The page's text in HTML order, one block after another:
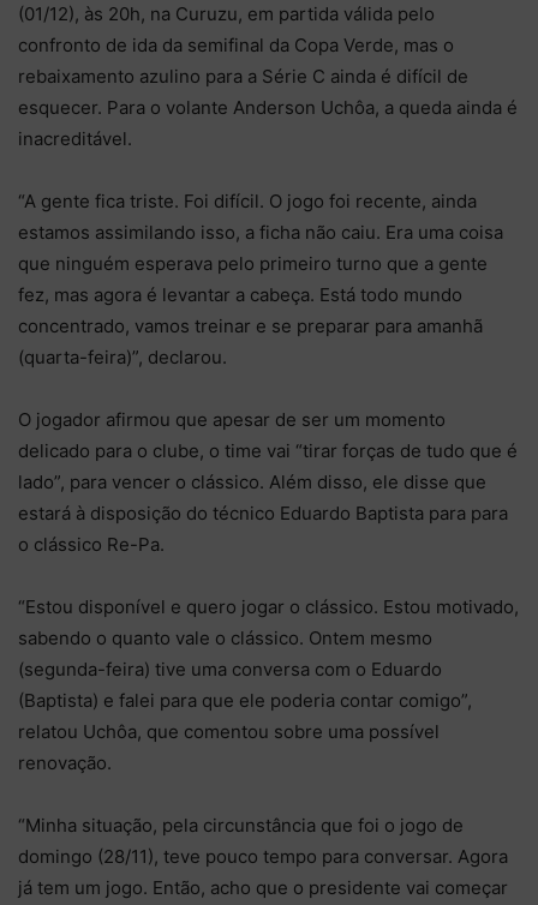
(01/12), às 20h, na Curuzu, em partida válida pelo
confronto de ida da semifinal da Copa Verde, mas o
rebaixamento azulino para a Série C ainda é difícil de
esquecer. Para o volante Anderson Uchôa, a queda ainda é
inacreditável.
“A gente fica triste. Foi difícil. O jogo foi recente, ainda
estamos assimilando isso, a ficha não caiu. Era uma coisa
que ninguém esperava pelo primeiro turno que a gente
fez, mas agora é levantar a cabeça. Está todo mundo
concentrado, vamos treinar e se preparar para amanhã
(quarta-feira)”, declarou.
O jogador afirmou que apesar de ser um momento
delicado para o clube, o time vai “tirar forças de tudo que é
lado”, para vencer o clássico. Além disso, ele disse que
estará à disposição do técnico Eduardo Baptista para para
o clássico Re-Pa.
“Estou disponível e quero jogar o clássico. Estou motivado,
sabendo o quanto vale o clássico. Ontem mesmo
(segunda-feira) tive uma conversa com o Eduardo
(Baptista) e falei para que ele poderia contar comigo”,
relatou Uchôa, que comentou sobre uma possível
renovação.
“Minha situação, pela circunstância que foi o jogo de
domingo (28/11), teve pouco tempo para conversar. Agora
já tem um jogo. Então, acho que o presidente vai começar